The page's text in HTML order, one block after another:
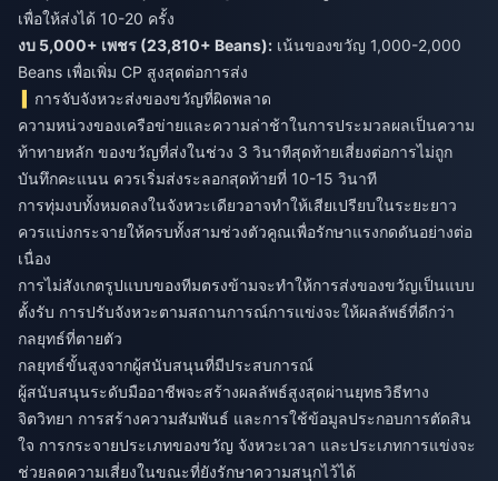
เพื่อให้ส่งได้ 10-20 ครั้ง
งบ 5,000+ เพชร (23,810+ Beans): เน้นของขวัญ 1,000-2,000
Beans เพื่อเพิ่ม CP สูงสุดต่อการส่ง
การจับจังหวะส่งของขวัญที่ผิดพลาด
ความหน่วงของเครือข่ายและความล่าช้าในการประมวลผลเป็นความ
ท้าทายหลัก ของขวัญที่ส่งในช่วง 3 วินาทีสุดท้ายเสี่ยงต่อการไม่ถูก
บันทึกคะแนน ควรเริ่มส่งระลอกสุดท้ายที่ 10-15 วินาที
การทุ่มงบทั้งหมดลงในจังหวะเดียวอาจทำให้เสียเปรียบในระยะยาว
ควรแบ่งกระจายให้ครบทั้งสามช่วงตัวคูณเพื่อรักษาแรงกดดันอย่างต่อ
เนื่อง
การไม่สังเกตรูปแบบของทีมตรงข้ามจะทำให้การส่งของขวัญเป็นแบบ
ตั้งรับ การปรับจังหวะตามสถานการณ์การแข่งจะให้ผลลัพธ์ที่ดีกว่า
กลยุทธ์ที่ตายตัว
กลยุทธ์ขั้นสูงจากผู้สนับสนุนที่มีประสบการณ์
ผู้สนับสนุนระดับมืออาชีพจะสร้างผลลัพธ์สูงสุดผ่านยุทธวิธีทาง
จิตวิทยา การสร้างความสัมพันธ์ และการใช้ข้อมูลประกอบการตัดสิน
ใจ การกระจายประเภทของขวัญ จังหวะเวลา และประเภทการแข่งจะ
ช่วยลดความเสี่ยงในขณะที่ยังรักษาความสนุกไว้ได้